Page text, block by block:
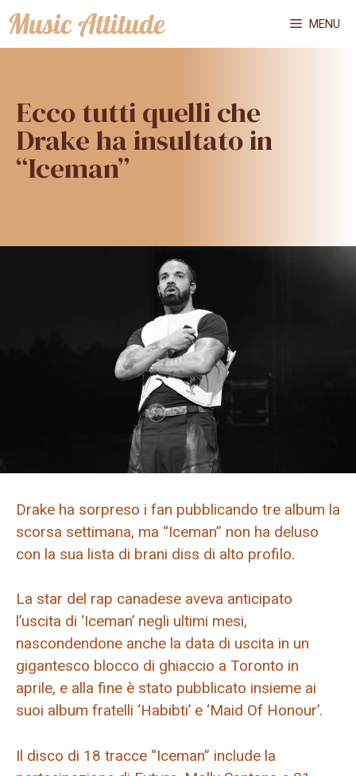
Vai
al
MENU
Ecco tutti quelli che
Drake ha insultato in
“Iceman”
Drake ha sorpreso i fan pubblicando tre album la
scorsa settimana, ma “Iceman” non ha deluso
con la sua lista di brani diss di alto profilo.
La star del rap canadese aveva anticipato
l’uscita di ‘Iceman’ negli ultimi mesi,
nascondendone anche la data di uscita in un
gigantesco blocco di ghiaccio a Toronto in
aprile, e alla fine è stato pubblicato insieme ai
suoi album fratelli ‘Habibti’ e ‘Maid Of Honour’.
Il disco di 18 tracce “Iceman” include la